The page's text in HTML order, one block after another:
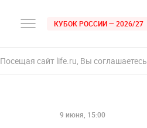
КУБОК РОССИИ — 2026/27
Посещая сайт life.ru, Вы
9 июня, 15:00